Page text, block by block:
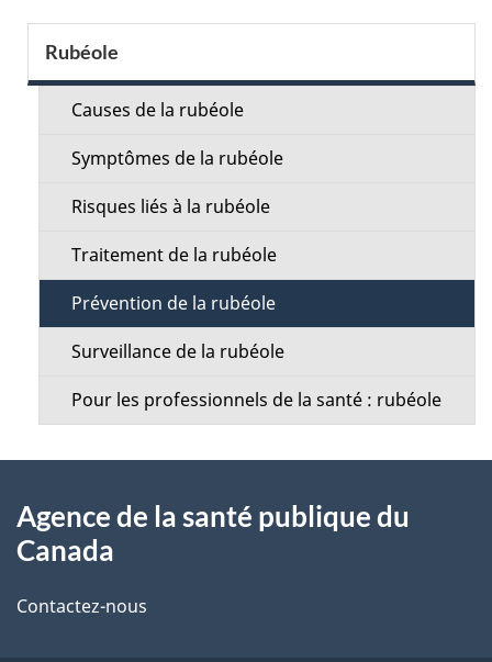
a
a
g
e
e
n
u
Rubéole
Causes de la rubéole
Symptômes de la rubéole
Risques liés à la rubéole
Traitement de la rubéole
Prévention de la rubéole
Surveillance de la rubéole
Pour les professionnels de la santé : rubéole
propos
de
ce
Agence de la santé publique du
Canada
Contactez-nous